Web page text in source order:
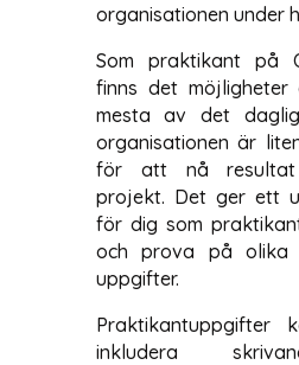
organisationen under
Som praktikant på
finns det
mesta av det
organisationen är
för att nå
projekt. Det ger ett
för dig som
och prova på olika
uppgifter.
Praktikantuppgifter
inkludera